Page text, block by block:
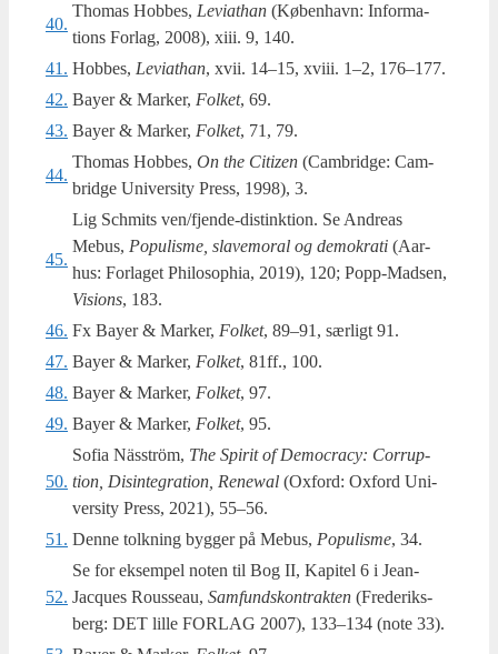
40.
Thomas Hob­bes, Levi­at­han (Køben­havn: Infor­ma­
tions For­lag, 2008), xiii. 9, 140.
41. Hobbes, Levi­at­han, xvii. 14–15, xvi­ii. 1–2, 176–177.
42. Bayer & Mar­ker, Fol­ket, 69.
43. Bayer & Mar­ker, Fol­ket, 71, 79.
44.
Thomas Hob­bes, On the Citizen (Cam­brid­ge: Cam­
brid­ge Uni­ver­si­ty Press, 1998), 3.
45.
Lig Sch­mits ven/fjen­de-distink­tion. Se Andreas
Mebus, Populis­me, sla­ve­moral og demo­kra­ti (Aar­
hus: For­la­get Phi­los­op­hia, 2019), 120; Popp-Mad­sen,
Visions, 183.
46. Fx Bay­er & Mar­ker, Fol­ket, 89–91, sær­ligt 91.
47. Bayer & Mar­ker, Fol­ket, 81ff., 100.
48. Bayer & Mar­ker, Fol­ket, 97.
49. Bayer & Mar­ker, Fol­ket, 95.
50.
Sofia Näs­ström, The Spi­rit of Demo­cra­cy: Cor­rup­
tion, Dis­in­te­gra­tion, Renewal (Oxford: Oxford Uni­
ver­si­ty Press, 2021), 55–56.
51. Denne tolk­ning byg­ger på Mebus, Populis­me, 34.
52.
Se for eksem­pel noten til Bog II, Kapi­tel 6 i Jean-
Jacques Rous­seau, Sam­fund­s­kon­trak­ten (Fre­de­riks­
berg: DET lil­le FORLAG 2007), 133–134 (note 33).